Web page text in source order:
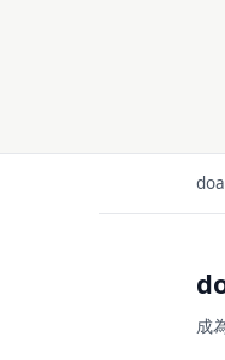
成